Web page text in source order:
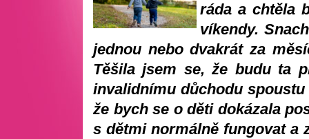
ráda a chtěla
víkendy.
jednou nebo dvakrát za
Těšila jsem se, že budu ta
invalidnímu důchodu
že bych se o děti dokázala
s dětmi normálně fungovat a